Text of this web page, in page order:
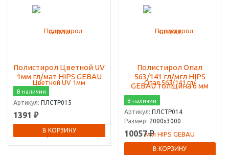
Полистирол Цветной UV
1мм гл/мат HIPS GEBAU
В наличии
Артикул: ПЛСТР015
1391 ₽
В КОРЗИНУ
Полистирол Опал
563/141 гл/мгл HIPS
GEBAU толщина 6 мм
В наличии
Артикул: ПЛСТР014
Размер: 2000х3000
10057 ₽
В КОРЗИНУ